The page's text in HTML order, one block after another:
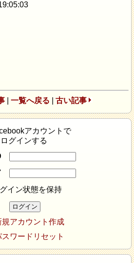
| 一覧へ戻る 古い記事
アカウントで
ログインする
イン状態を保持
規アカウント作成
スワードリセット